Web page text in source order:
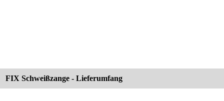
FIX Schweißzange - Lieferumfang